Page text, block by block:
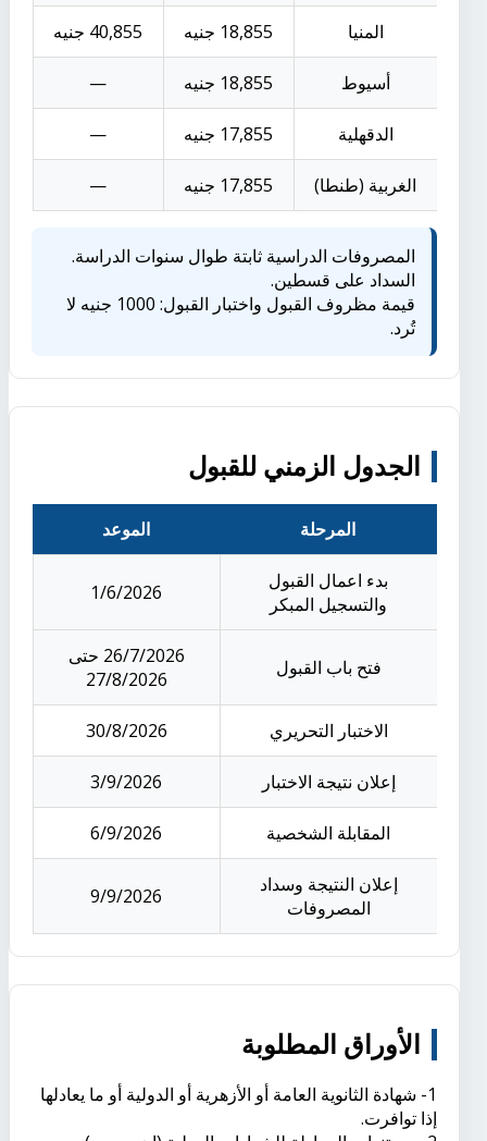
المنيا 18,855 جنيه 40,855 جنيه
أسيوط 18,855 جنيه —
الدقهلية 17,855 جنيه —
الغربية (طنطا) 17,855 جنيه —
المصروفات الدراسية ثابتة طوال سنوات الدراسة.
السداد على قسطين.
قيمة مظروف القبول واختبار القبول: 1000 جنيه لا
تُرد.
الجدول الزمني للقبول
المرحلة الموعد
بدء اعمال القبول
والتسجيل المبكر
1/6/2026
فتح باب القبول
26/7/2026 حتى
27/8/2026
الاختبار التحريري 30/8/2026
إعلان نتيجة الاختبار 3/9/2026
المقابلة الشخصية 6/9/2026
إعلان النتيجة وسداد
المصروفات
9/9/2026
الأوراق المطلوبة
1- شهادة الثانوية العامة أو الأزهرية أو الدولية أو ما يعادلها
إذا توافرت.